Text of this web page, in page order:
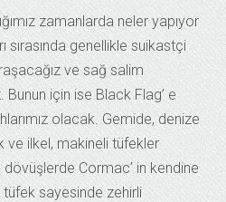
zamanlarda neler yapıyor
sırasında genellikle suikastçi
ve sağ salim
için ise Black Flag’ e
olacak. Gemide, denize
ve ilkel, makineli tüfekler
Cormac’ in kendine
sayesinde zehirli